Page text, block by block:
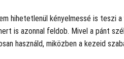
hihetetlenül kényelmessé is teszi
is azonnal feldob. Mivel a pánt
használd, miközben a kezeid